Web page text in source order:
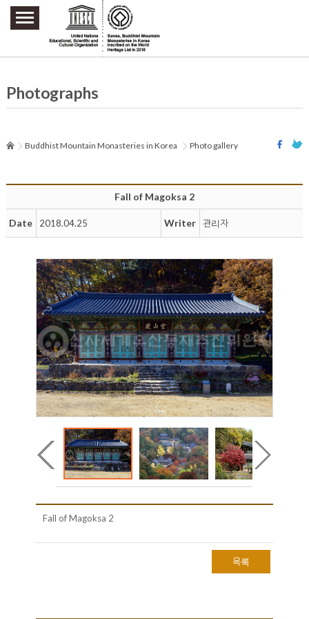
주요메뉴 바로가기
본문 바로가기
하단메뉴 바로가기
Photographs
Buddhist Mountain Monasteries in Korea Photo gallery
Fall of Magoksa 2
Date 2018.04.25 Writer 관리자
Fall of Magoksa 2
목록